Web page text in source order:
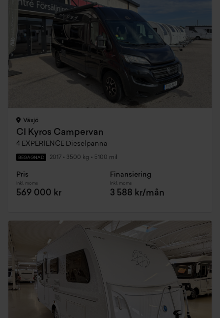
Växjö
CI Kyros Campervan
4 EXPERIENCE Dieselpanna
BEGAGNAD 2017 • 3500 kg • 5100 mil
Pris
Inkl. moms
569 000 kr
Finansiering
Inkl. moms
3 588 kr/mån